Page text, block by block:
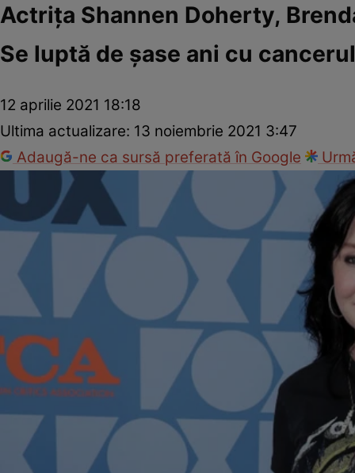
Actrița Shannen Doherty,
Se luptă de șase ani cu cancerul
12 aprilie 2021 18:18
Ultima actualizare: 13 noiembrie 2021 3:47
Adaugă-ne ca sursă preferată în Google